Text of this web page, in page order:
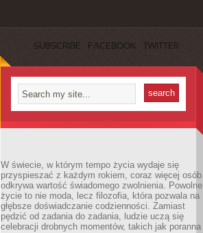
SUBSCRIBE FACEBOOK TWITTER
W świecie, w którym tempo życia wydaje się
przyspieszać z każdym rokiem, coraz więcej osób
odkrywa wartość świadomego zwolnienia. Powolne
życie to nie moda, lecz filozofia, która pozwala na
głębsze doświadczanie codzienności. Zamiast
pędzić od zadania do zadania, ludzie uczą się
celebracji drobnych momentów, takich jak poranna